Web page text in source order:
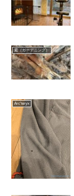
庭（ガーデニング）
Arc'teryx